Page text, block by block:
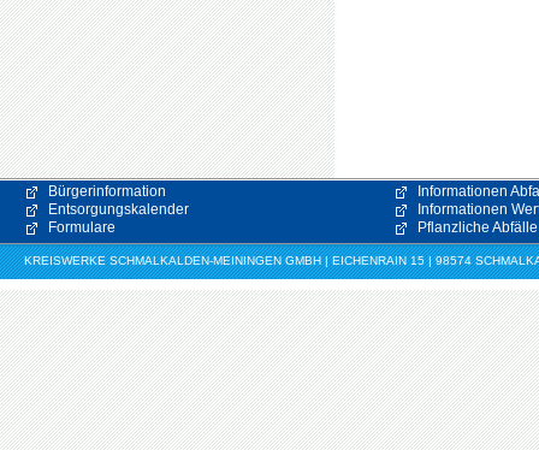
Bürgerinformation
Entsorgungskalender
Formulare
Informationen
Informationen
Pflanzliche Abfälle
KREISWERKE SCHMALKALDEN-MEININGEN GMBH | EICHENRAIN 15 | 98574